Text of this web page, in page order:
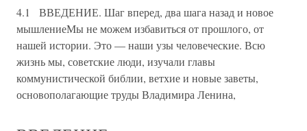
4.1 ВВЕДЕНИЕ. Шаг вперед, два шага назад и новое
мышлениеМы не можем избавиться от прошлого, от
нашей истории. Это — наши узы человеческие. Всю
жизнь мы, советские люди, изучали главы
коммунистической библии, ветхие и новые заветы,
основополагающие труды Владимира Ленина,